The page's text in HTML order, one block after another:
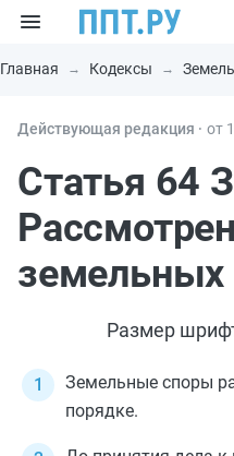
Главная Кодексы
Действующая редакция ⸱ от
Статья 64
земельных
Размер
Земельные споры
порядке.